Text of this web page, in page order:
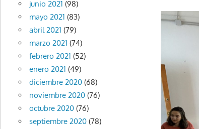
junio 2021 (98)
mayo 2021 (83)
abril 2021 (79)
marzo 2021 (74)
febrero 2021 (52)
enero 2021 (49)
diciembre 2020(68)
noviembre 2020(76)
octubre 2020(76)
septiembre 2020(78)